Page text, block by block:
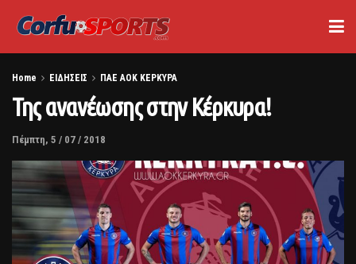
Home ΕΙΔΗΣΕΙΣ ΠΑΕ ΑΟΚ ΚΕΡΚΥΡΑ
Της ανανέωσης στην Κέρκυρα!
Πέμπτη, 5 / 07 / 2018